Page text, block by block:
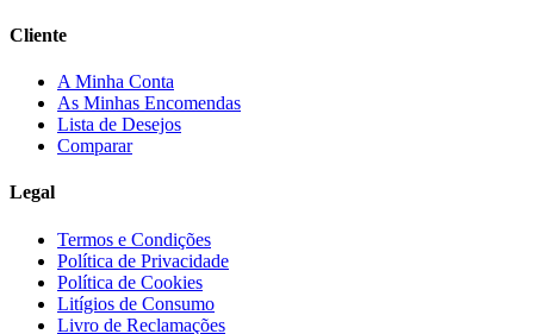
Cliente
A Minha Conta
As Minhas Encomendas
Lista de Desejos
Comparar
Legal
Termos e Condições
Política de Privacidade
Política de Cookies
Litígios de Consumo
Livro de Reclamações